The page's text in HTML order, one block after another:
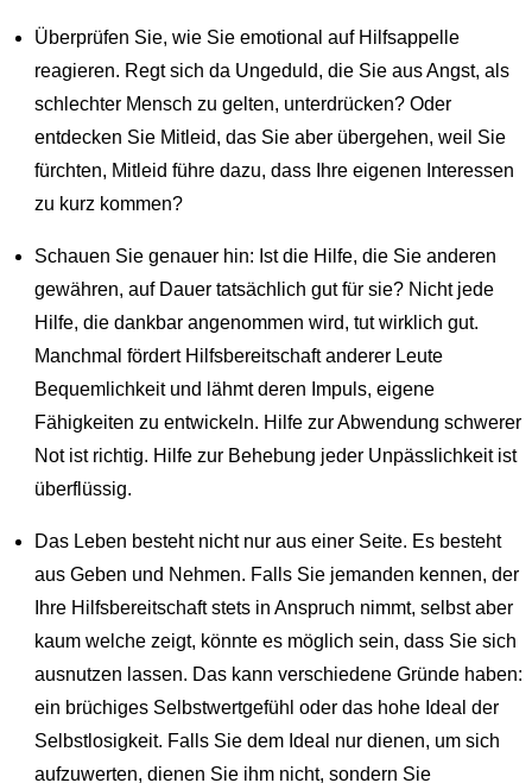
Überprüfen Sie, wie Sie emotional auf Hilfsappelle
reagieren. Regt sich da Ungeduld, die Sie aus Angst, als
schlechter Mensch zu gelten, unterdrücken? Oder
entdecken Sie Mitleid, das Sie aber übergehen, weil Sie
fürchten, Mitleid führe dazu, dass Ihre eigenen Interessen
zu kurz kommen?
Schauen Sie genauer hin: Ist die Hilfe, die Sie anderen
gewähren, auf Dauer tatsächlich gut für sie? Nicht jede
Hilfe, die dankbar angenommen wird, tut wirklich gut.
Manchmal fördert Hilfsbereitschaft anderer Leute
Bequemlichkeit und lähmt deren Impuls, eigene
Fähigkeiten zu entwickeln. Hilfe zur Abwendung schwerer
Not ist richtig. Hilfe zur Behebung jeder Unpässlichkeit ist
überflüssig.
Das Leben besteht nicht nur aus einer Seite. Es besteht
aus Geben und Nehmen. Falls Sie jemanden kennen, der
Ihre Hilfsbereitschaft stets in Anspruch nimmt, selbst aber
kaum welche zeigt, könnte es möglich sein, dass Sie sich
ausnutzen lassen. Das kann verschiedene Gründe haben:
ein brüchiges Selbstwertgefühl oder das hohe Ideal der
Selbstlosigkeit. Falls Sie dem Ideal nur dienen, um sich
aufzuwerten, dienen Sie ihm nicht, sondern Sie